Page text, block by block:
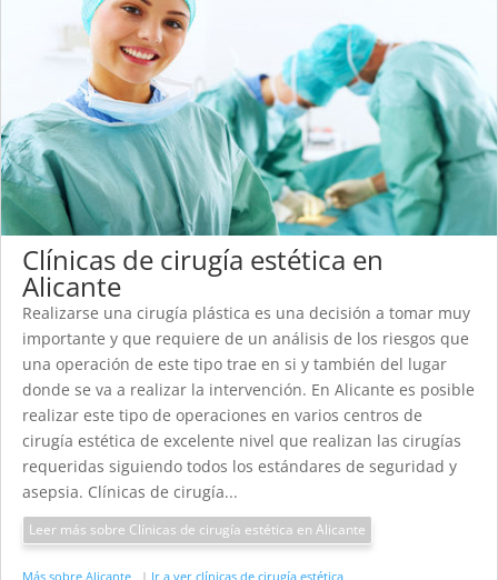
Clínicas de cirugía estética en
Alicante
Realizarse una cirugía plástica es una decisión a tomar muy
importante y que requiere de un análisis de los riesgos que
una operación de este tipo trae en si y también del lugar
donde se va a realizar la intervención. En Alicante es posible
realizar este tipo de operaciones en varios centros de
cirugía estética de excelente nivel que realizan las cirugías
requeridas siguiendo todos los estándares de seguridad y
asepsia. Clínicas de cirugía...
Leer más sobre Clínicas de cirugía estética en Alicante
Más sobre Alicante | Ir a ver clínicas de cirugía estética